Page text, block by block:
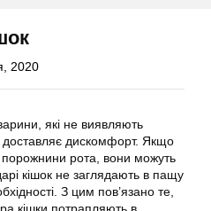
2020
які не виявляють
дискомфорт. Якщо
рота, вони можуть
кішок не заглядають в пащу
З цим пов’язано те,